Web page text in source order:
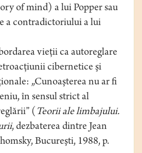
of mind) a lui Popper sau
a contradictoriului a lui
vieţii ca autoreglare
cibernetice şi
„Cunoaşterea nu ar fi
în sensul strict al
( Teorii ale limbajului.
, dezbaterea dintre Jean
Bucureşti, 1988, p.